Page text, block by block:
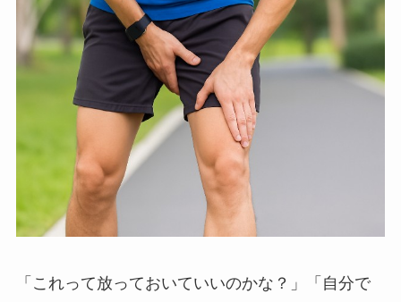
「これって放っておいていいのかな？」「自分で